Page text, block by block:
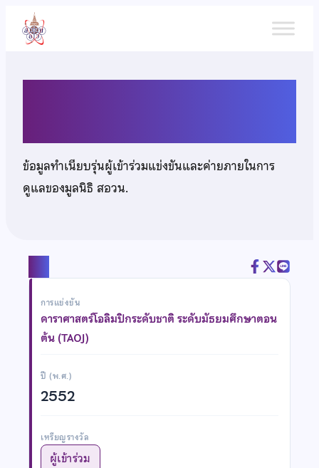
เนื้อหา
ข้อมูลทำเนียบรุ่นผู้เข้าร่วมแข่งขันและค่ายภายในการ
ดูแลของมูลนิธิ สอวน.
การแข่งขัน
ดาราศาสตร์โอลิมปิกระดับชาติ ระดับมัธยมศึกษาตอน
ต้น (TAOJ)
ปี (พ.ศ.)
2552
เหรียญรางวัล
ผู้เข้าร่วม